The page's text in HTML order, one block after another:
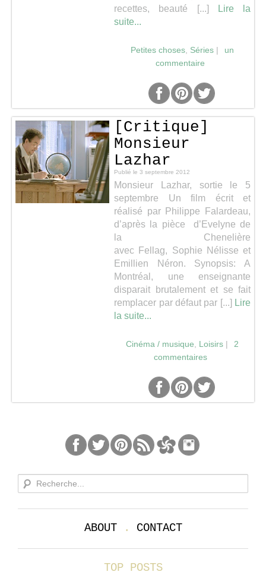
recettes, beauté [...]
Lire la
suite...
Petites choses, Séries|
un
commentaire
[Critique]
Monsieur
Lazhar
Publié le3 septembre 2012
Monsieur Lazhar, sortie le 5
septembre Un film écrit et
réalisé par Philippe Falardeau,
d’après la pièce d’Evelyne de
la Chenelière
avec Fellag, Sophie Nélisse et
Emillien Néron. Synopsis: A
Montréal, une enseignante
disparait brutalement et se fait
remplacer par défaut par [...] Lire
la suite...
Cinéma / musique Loisirs|
2
commentaires
ABOUT. CONTACT
TOP POSTS